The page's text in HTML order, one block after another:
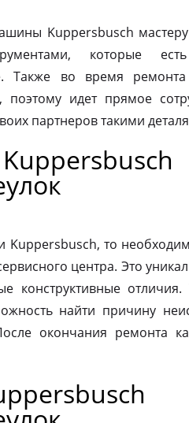
Kuppersbusch мастеру
которые
Также во время
поэтому идет прямое
партнеров такими
Kuppersbusch, то
центра. Это
конструктивные
найти причину
окончания ремонта